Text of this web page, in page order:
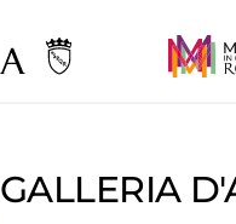
GALLERIA